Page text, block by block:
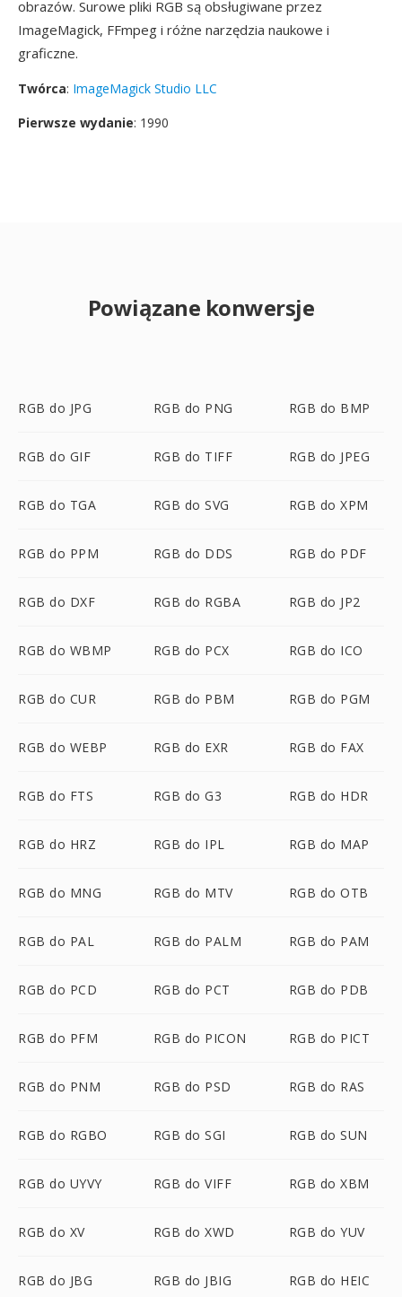
obrazów. Surowe pliki RGB są obsługiwane przez
ImageMagick, FFmpeg i różne narzędzia naukowe i
graficzne.
Twórca: ImageMagick Studio LLC
Pierwsze wydanie: 1990
Powiązane konwersje
RGB do JPG RGB do PNG RGB do BMP
RGB do GIF RGB do TIFF RGB do JPEG
RGB do TGA RGB do SVG RGB do XPM
RGB do PPM RGB do DDS RGB do PDF
RGB do DXF RGB do RGBA RGB do JP2
RGB do WBMP RGB do PCX RGB do ICO
RGB do CUR RGB do PBM RGB do PGM
RGB do WEBP RGB do EXR RGB do FAX
RGB do FTS RGB do G3 RGB do HDR
RGB do HRZ RGB do IPL RGB do MAP
RGB do MNG RGB do MTV RGB do OTB
RGB do PAL RGB do PALM RGB do PAM
RGB do PCD RGB do PCT RGB do PDB
RGB do PFM RGB do PICON RGB do PICT
RGB do PNM RGB do PSD RGB do RAS
RGB do RGBO RGB do SGI RGB do SUN
RGB do UYVY RGB do VIFF RGB do XBM
RGB do XV RGB do XWD RGB do YUV
RGB do JBG RGB do JBIG RGB do HEIC